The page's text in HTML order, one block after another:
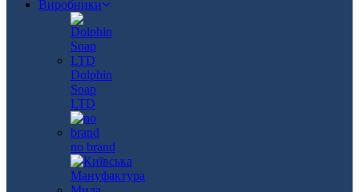
Виробники
Dolphin
Soap
LTD
no brand